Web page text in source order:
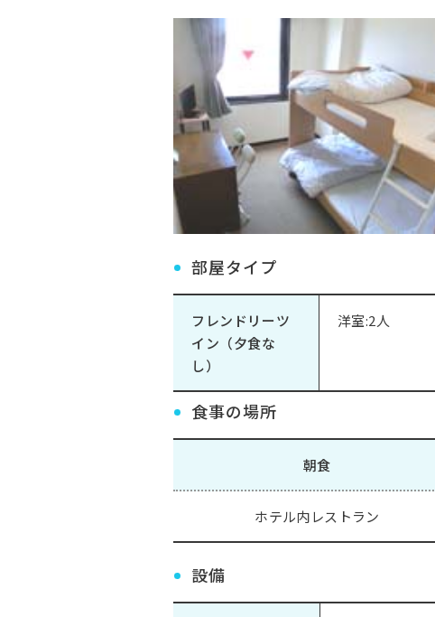
部屋タイプ
フレンドリーツ
イン（夕食な
し）
洋室:2人
食事の場所
朝食
ホテル内レストラン
設備